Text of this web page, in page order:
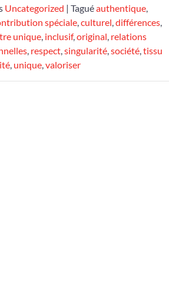
Uncategorized | Taguéauthentique,
spéciale,culturel,différences,
unique, inclusif,original, relations
, respect,singularité,société,tissu
, unique,valoriser